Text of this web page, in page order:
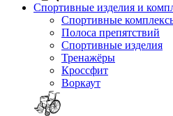
Спортивные изделия и
Спортивные
Полоса препятствий
Спортивные изделия
Тренажёры
Кроссфит
Воркаут